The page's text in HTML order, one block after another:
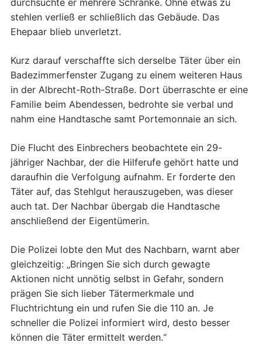
durchsuchte er mehrere Schränke. Ohne etwas zu
stehlen verließ er schließlich das Gebäude. Das
Ehepaar blieb unverletzt.
Kurz darauf verschaffte sich derselbe Täter über ein
Badezimmerfenster Zugang zu einem weiteren Haus
in der Albrecht-Roth-Straße. Dort überraschte er eine
Familie beim Abendessen, bedrohte sie verbal und
nahm eine Handtasche samt Portemonnaie an sich.
Die Flucht des Einbrechers beobachtete ein 29-
jähriger Nachbar, der die Hilferufe gehört hatte und
daraufhin die Verfolgung aufnahm. Er forderte den
Täter auf, das Stehlgut herauszugeben, was dieser
auch tat. Der Nachbar übergab die Handtasche
anschließend der Eigentümerin.
Die Polizei lobte den Mut des Nachbarn, warnt aber
gleichzeitig: „Bringen Sie sich durch gewagte
Aktionen nicht unnötig selbst in Gefahr, sondern
prägen Sie sich lieber Tätermerkmale und
Fluchtrichtung ein und rufen Sie die 110 an. Je
schneller die Polizei informiert wird, desto besser
können die Täter ermittelt werden.“